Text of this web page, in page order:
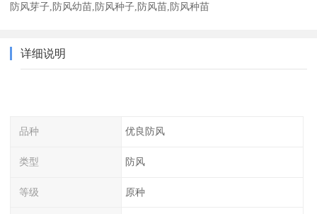
防风芽子,防风幼苗,防风种子,防风苗,防风种苗
详细说明
品种 优良防风
类型 防风
等级 原种